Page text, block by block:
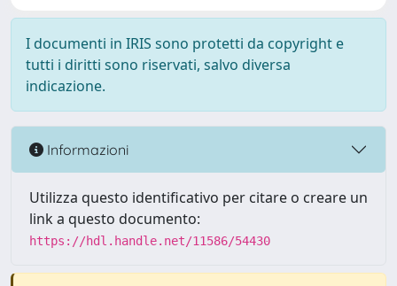
I documenti in IRIS sono protetti da copyright e
tutti i diritti sono riservati, salvo diversa
indicazione.
Informazioni
Utilizza questo identificativo per citare o creare un
link a questo documento:
https://hdl.handle.net/11586/54430